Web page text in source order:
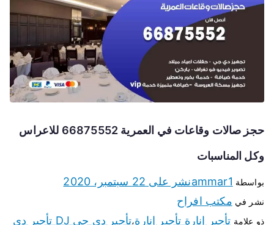
حجز صالات وقاعات في العمرية 66875552 للاعراس
وكل المناسبات
بواسطة ammar1نشر على 22 سبتمبر، 2020
نشر في مكتب افراح
ذو علامة تأجير إنارة تأجير إنارة،
تأجير دي جي DJ تأجير دي